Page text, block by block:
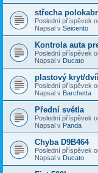
střecha
Poslední příspěvek
Napsal v Seicento
Kontrola auta
Poslední příspěvek
Napsal v Ducato
plastový kryt/
Poslední příspěvek
Napsal v Barchetta
Přední světla
Poslední příspěvek
Napsal v Panda
Chyba D9B464
Poslední příspěvek
Napsal v Ducato